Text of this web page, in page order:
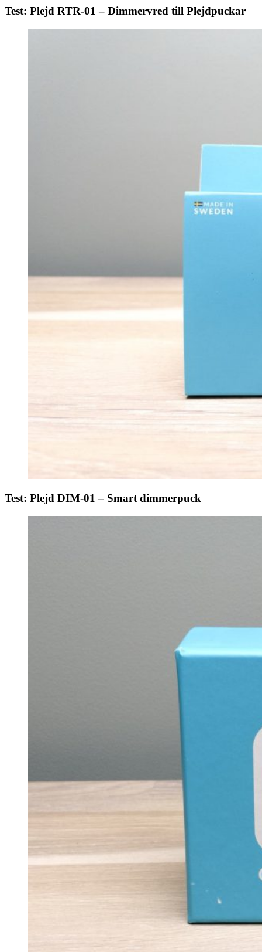
Test: Plejd RTR-01 – Dimmervred till Plejdpuckar
Test: Plejd DIM-01 – Smart dimmerpuck